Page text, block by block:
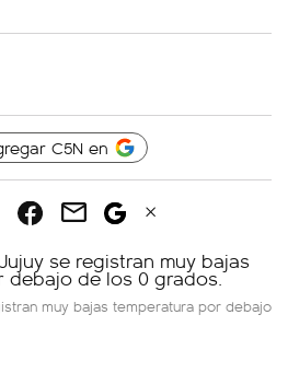
C5N en
muy bajas temperatura por debajo